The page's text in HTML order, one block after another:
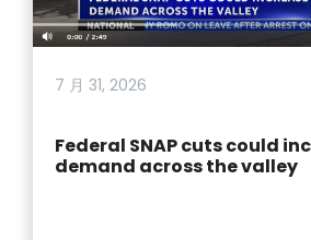
7 月 31, 2026
Federal SNAP cuts could
demand across the valley